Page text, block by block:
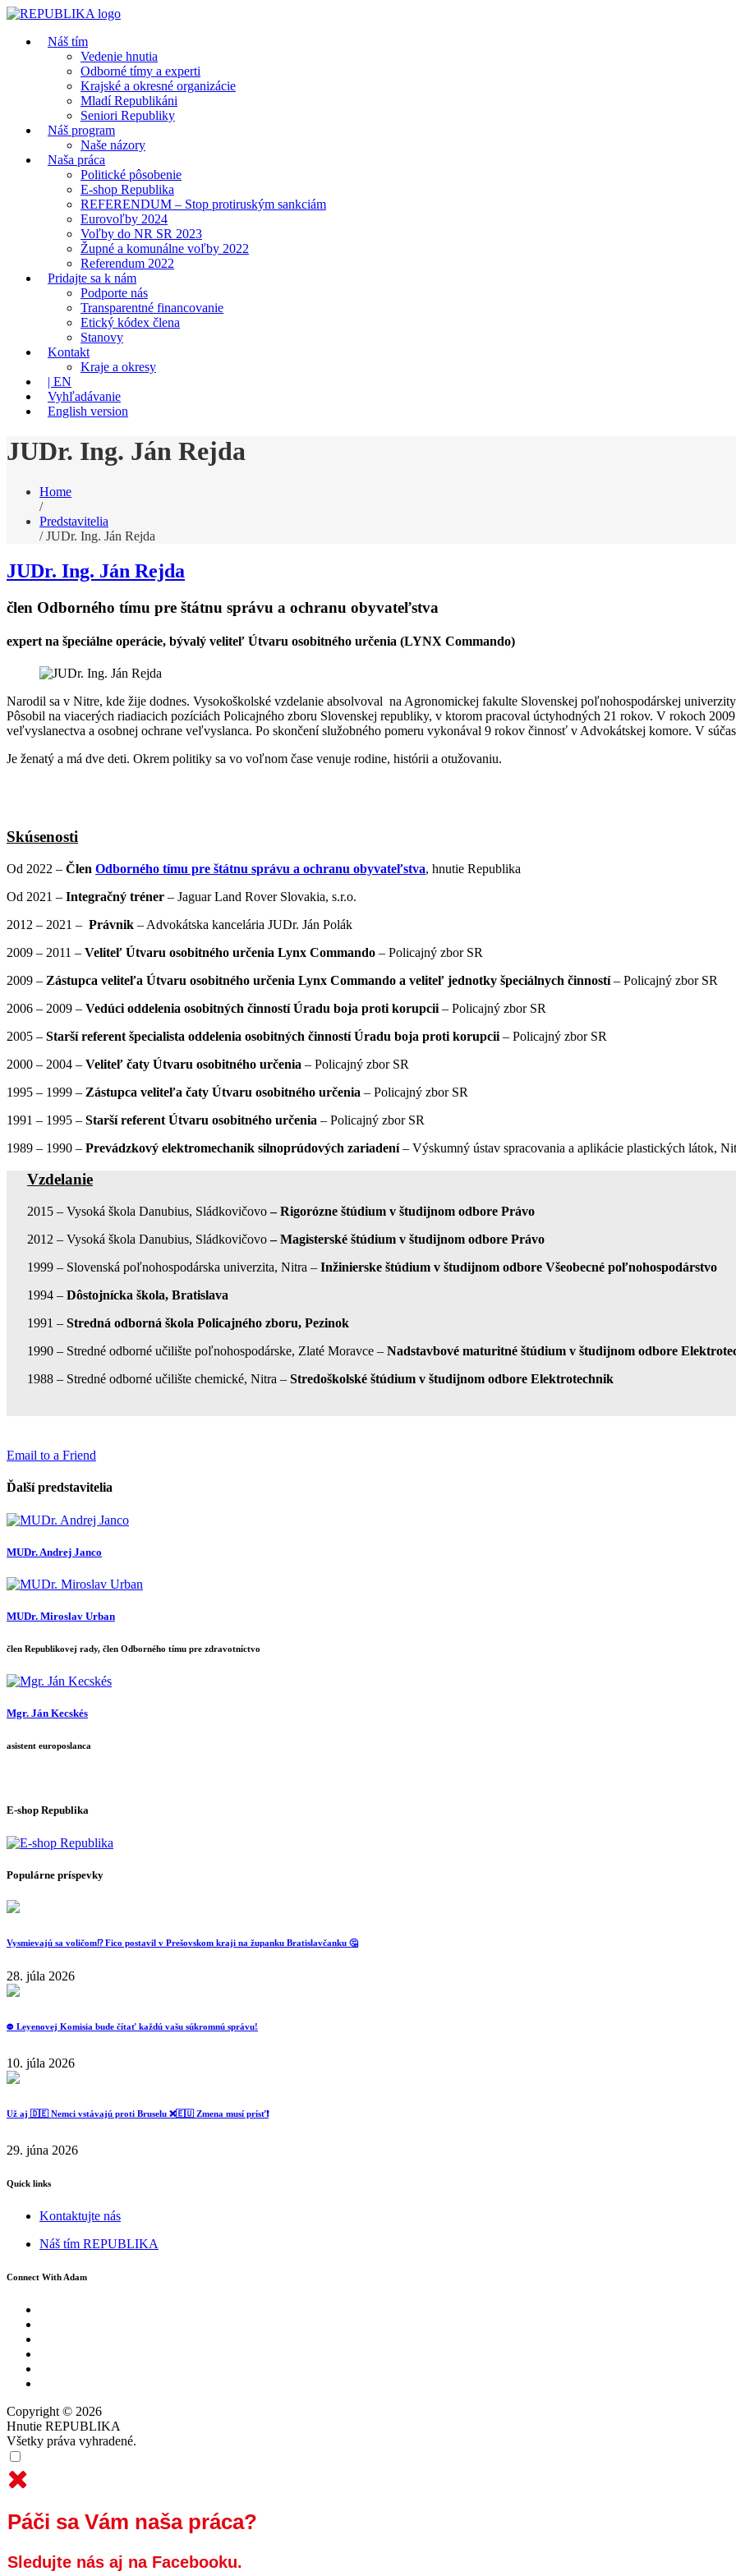
Náš tím
Vedenie hnutia
Odborné tímy a experti
Krajské a okresné organizácie
Mladí Republikáni
Seniori Republiky
Náš program
Naše názory
Naša práca
Politické pôsobenie
E-shop Republika
REFERENDUM – Stop protiruským sankciám
Eurovoľby 2024
Voľby do NR SR 2023
Župné a komunálne voľby 2022
Referendum 2022
Pridajte sa k nám
Podporte nás
Transparentné financovanie
Etický kódex člena
Stanovy
Kontakt
Kraje a okresy
| EN
Vyhľadávanie
English version
JUDr. Ing. Ján Rejda
Home
/
Predstavitelia
/ JUDr. Ing. Ján Rejda
JUDr. Ing. Ján Rejda
člen Odborného tímu pre štátnu správu a ochranu obyvateľstva
expert na špeciálne operácie, bývalý veliteľ Útvaru osobitného určenia (LYNX Commando)
Narodil sa v Nitre, kde žije dodnes. Vysokoškolské vzdelanie absolvoval na Agronomickej fakulte Slovenskej poľnohospodárskej
Pôsobil na viacerých riadiacich pozíciách Policajného zboru Slovenskej republiky, v ktorom pracoval úctyhodných 21 rokov. V rokoch
veľvyslanectva a osobnej ochrane veľvyslanca. Po skončení služobného pomeru vykonával 9 rokov činnosť v Advokátskej komore. V
Je ženatý a má dve deti. Okrem politiky sa vo voľnom čase venuje rodine, histórii a otužovaniu.
Skúsenosti
Od 2022 – Člen Odborného tímu pre štátnu správu a ochranu obyvateľstva, hnutie Republika
Od 2021 – Integračný tréner – Jaguar Land Rover Slovakia, s.r.o.
2012 – 2021 – Právnik – Advokátska kancelária JUDr. Ján Polák
2009 – 2011 – Veliteľ Útvaru osobitného určenia Lynx Commando – Policajný zbor SR
2009 – Zástupca veliteľa Útvaru osobitného určenia Lynx Commando a veliteľ jednotky špeciálnych činností– Policajný zbor SR
2006 – 2009 – Vedúci oddelenia osobitných činností Úradu boja proti korupcii – Policajný zbor SR
2005 – Starší referent špecialista oddelenia osobitných činností Úradu boja proti korupcii – Policajný zbor SR
2000 – 2004 – Veliteľ čaty Útvaru osobitného určenia – Policajný zbor SR
1995 – 1999 – Zástupca veliteľa čaty Útvaru osobitného určenia – Policajný zbor SR
1991 – 1995 – Starší referent Útvaru osobitného určenia – Policajný zbor SR
1989 – 1990 – Prevádzkový elektromechanik silnoprúdových zariadení– Výskumný ústav spracovania a aplikácie plastických látok,
Vzdelanie
2015 – Vysoká škola Danubius, Sládkovičovo– Rigorózne štúdium v študijnom odbore Právo
2012 – Vysoká škola Danubius, Sládkovičovo– Magisterské štúdium v študijnom odbore Právo
1999 – Slovenská poľnohospodárska univerzita, Nitra – Inžinierske štúdium v študijnom odbore Všeobecné poľnohospodárstvo
1994 – Dôstojnícka škola, Bratislava
1991 – Stredná odborná škola Policajného zboru, Pezinok
1990 – Stredné odborné učilište poľnohospodárske, Zlaté Moravce – Nadstavbové maturitné štúdium v študijnom odbore
1988 – Stredné odborné učilište chemické, Nitra – Stredoškolské štúdium v študijnom odbore Elektrotechnik
Email to a Friend
Ďalší predstavitelia
MUDr. Andrej Janco
MUDr. Miroslav Urban
člen Republikovej rady, člen Odborného tímu pre zdravotníctvo
Mgr. Ján Kecskés
asistent europoslanca
E-shop Republika
Populárne príspevky
Vysmievajú sa voličom⁉️ Fico postavil v Prešovskom kraji na županku Bratislavčanku 🤔
28. júla 2026
⛔️ Leyenovej Komisia bude čítať každú vašu súkromnú správu!
10. júla 2026
Už aj 🇩🇪 Nemci vstávajú proti Bruselu ❌️🇪🇺 Zmena musí prísť❗️
29. júna 2026
Quick links
Kontaktujte nás
Náš tím REPUBLIKA
Connect With Adam
Copyright © 2026
Hnutie REPUBLIKA
Všetky práva vyhradené.
Páči sa Vám naša práca?
Sledujte nás aj na Facebooku.